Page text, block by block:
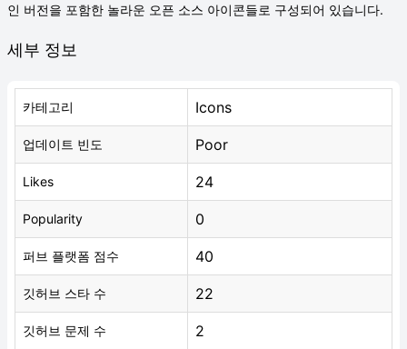
인 버전을 포함한 놀라운 오픈 소스 아이콘들로 구성되어 있습니다.
세부 정보
카테고리 Icons
업데이트 빈도 Poor
Likes 24
Popularity 0
퍼브 플랫폼 점수 40
깃허브 스타 수 22
깃허브 문제 수 2